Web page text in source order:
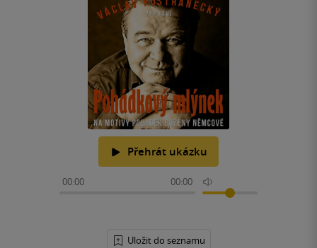
Přehrát ukázku
00:00 00:00
Uložit do seznamu